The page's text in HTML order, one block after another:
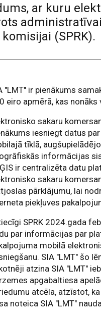
ar kuru
(SPRK).
"LMT" ir pienākums
eiro apmērā, kas nonāks
sakaru
iesniegt datus
tīklā,
informācijas
ir centralizēta datu
sakaru
pārklājumu, lai
piekļuves
SPRK 2024.gada
par informācijas par
mobilā
SIA "LMT" šo
atzina SIA "LMT"
apgabaltiesa
atcēla, atzīstot,
noteica SIA "LMT"